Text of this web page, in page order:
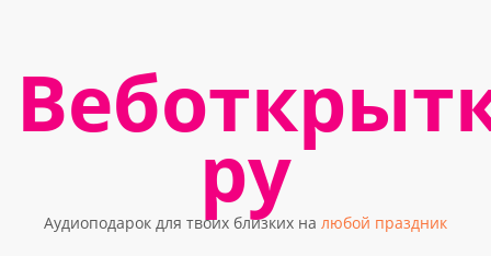
ру
Аудиоподарок для твоих близких на любой праздник